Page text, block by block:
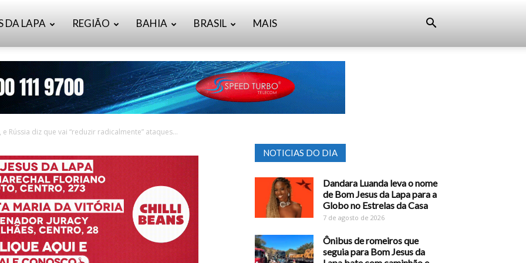
DA LAPA REGIÃO BAHIA BRASIL MAIS
diz que vai “reduzir radicalmente” ataques...
NOTICIAS DO DIA
Dandara Luanda leva o nome
de Bom Jesus da Lapa para a
Globo no Estrelas da Casa
7 de agosto de 2026
Ônibus de romeiros que
seguia para Bom Jesus da